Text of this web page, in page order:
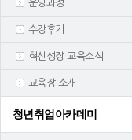
운영과정
수강후기
혁신성장 교육소식
교육장 소개
청년취업아카데미